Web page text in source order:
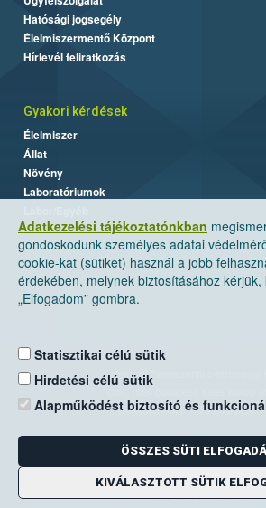
Adatkezelési tájékoztatónkban
gondoskodunk személyes adatai
cookie-kat (sütiket) használ a jobb
érdekében, melynek biztosításához kérjük,
„Elfogadom” gombra.
Statisztikai célú sütik
Hirdetési célú sütik
Alapműködést biztosító és
ÖSSZES SÜTI
KIVÁLASZTOTT SÜTIK
Hatósági jogsegély
Élelmiszermentő Központ
Hírlevél feliratkozás
Gyakori kérdések
Élelmiszer
Állat
Növény
Laboratóriumok
Nemzeti Élelmiszerlánc-biztonsági
Levelezési cím: 1525 Budapest.
E-mail:
Zöld szám: 06-80/263-244
Telefon: 06-1/ 336-9000